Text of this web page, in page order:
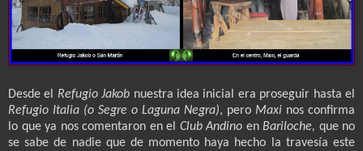
Desde el Refugio Jakob nuestra idea inicial era proseguir hasta el
Refugio Italia (o Segre o Laguna Negra), pero Maxi nos confirma
lo que ya nos comentaron en el Club Andino en Bariloche, que no
se sabe de nadie que de momento haya hecho la travesía este